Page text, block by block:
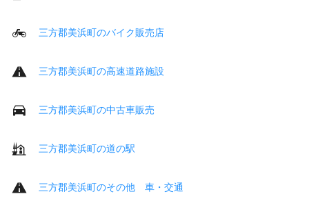
三方郡美浜町のバイク販売店
三方郡美浜町の高速道路施設
三方郡美浜町の中古車販売
三方郡美浜町の道の駅
三方郡美浜町のその他 車・交通